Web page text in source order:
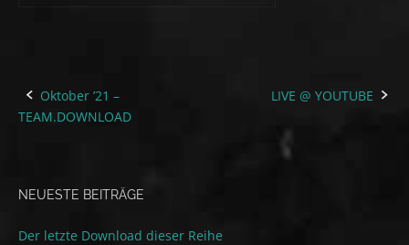
Post
Oktober ’21 –
TEAM.DOWNLOAD
LIVE @ YOUTUBE
NEUESTE BEITRÄGE
Der letzte Download dieser Reihe